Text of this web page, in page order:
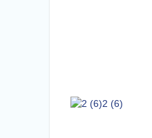
2 (6)